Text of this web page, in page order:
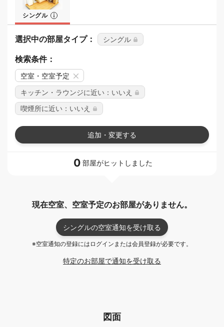
シングル
選択中の部屋タイプ： シングル
検索条件：
空室・空室予定
キッチン・ラウンジに近い：いいえ
喫煙所に近い：いいえ
追加・変更する
0 部屋がヒットしました
現在空室、空室予定のお部屋がありません。
シングルの空室通知を受け取る
※空室通知の登録にはログインまたは会員登録が必要です。
特定のお部屋で通知を受け取る
図面